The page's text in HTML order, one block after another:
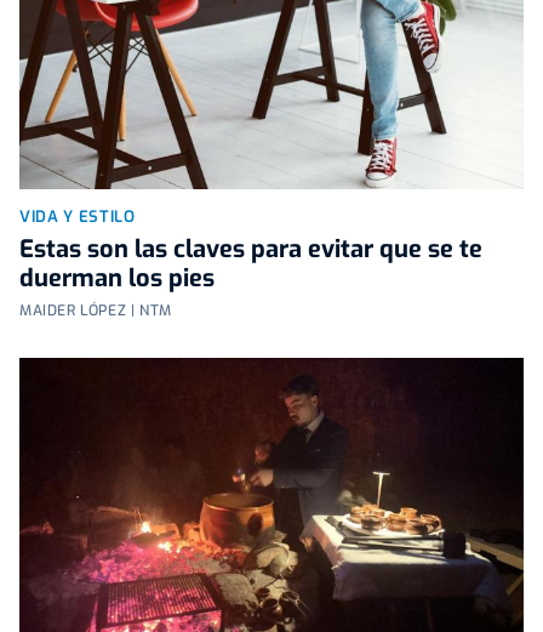
VIDA Y ESTILO
Estas son las claves para evitar que se te
duerman los pies
MAIDER LÓPEZ | NTM